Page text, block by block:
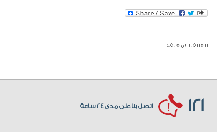
التعليقات مغلقة
121 اتصل بنا على مدى 24 ساعة